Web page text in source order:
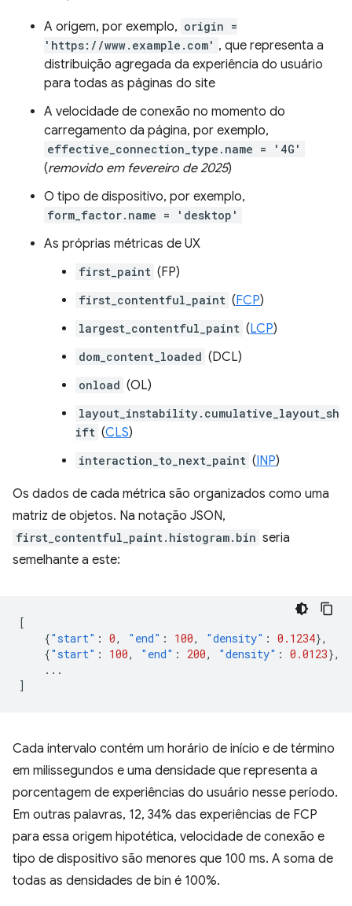
A origem, por exemplo, origin =
'https://www.example.com' , que representa a
distribuição agregada da experiência do usuário
para todas as páginas do site
A velocidade de conexão no momento do
carregamento da página, por exemplo,
effective_connection_type.name = '4G'
(removido em fevereiro de 2025)
O tipo de dispositivo, por exemplo,
form_factor.name = 'desktop'
As próprias métricas de UX
first_paint (FP)
first_contentful_paint (FCP)
largest_contentful_paint (LCP)
dom_content_loaded (DCL)
onload (OL)
layout_instability.cumulative_layout_sh
ift (CLS)
interaction_to_next_paint (INP)
Os dados de cada métrica são organizados como uma
matriz de objetos. Na notação JSON,
first_contentful_paint.histogram.bin seria
semelhante a este:
[
{"start" : 0, "end" : 100, "density" : 0.1234},
{"start" : 100, "end" : 200, "density" : 0.0123},
...
]
Cada intervalo contém um horário de início e de término
em milissegundos e uma densidade que representa a
porcentagem de experiências do usuário nesse período.
Em outras palavras, 12, 34% das experiências de FCP
para essa origem hipotética, velocidade de conexão e
tipo de dispositivo são menores que 100 ms. A soma de
todas as densidades de bin é 100%.